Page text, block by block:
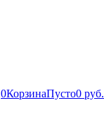
0КорзинаПусто0 руб.